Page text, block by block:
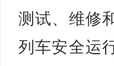
测试、维修
列车安全运